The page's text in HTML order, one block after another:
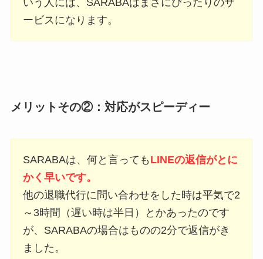
いう人には、SARABAはまさにぴったりのサ
ービスになります。
メリットその②：対応がスピーディー
SARABAは、何と言っても LINEの返信がとに
かく早いです。
他の退職代行に問い合わせをした時は平気で2
～3時間（遅い時は半日）とかあったのです
が、SARABAの場合は ものの2分で返信がき
ました。